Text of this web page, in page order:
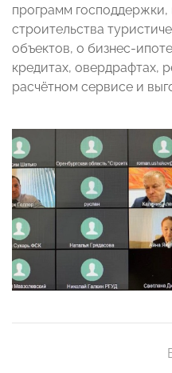
программ господдержки,
строительства
объектов, о бизнес-
кредитах, овердрафтах,
расчётном сервисе и